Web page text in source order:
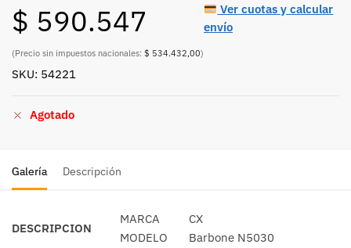
$ 590.547
(Precio sin impuestos nacionales: $ 534.432,00)
Ver cuotas y calcular
envío
SKU: 54221
Agotado
Galería Descripción
DESCRIPCION
MARCA
CX
MODELO
Barbone N5030